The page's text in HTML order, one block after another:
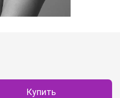
Купить